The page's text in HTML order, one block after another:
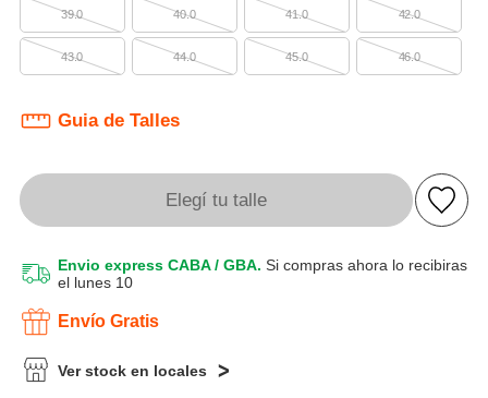
39.0 40.0 41.0 42.0
43.0 44.0 45.0 46.0
Guia de Talles
Elegí tu talle
Envio express CABA / GBA. Si compras ahora lo recibiras
el lunes 10
Envío Gratis
Ver stock en locales